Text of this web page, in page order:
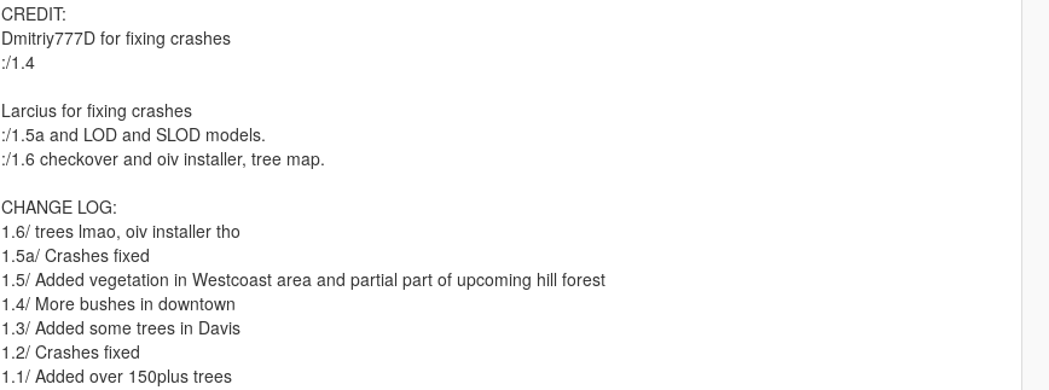
CREDIT:
Dmitriy777D for fixing crashes
:/1.4
Larcius for fixing crashes
:/1.5a and LOD and SLOD models.
:/1.6 checkover and oiv installer, tree map.
CHANGE LOG:
1.6/ trees lmao, oiv installer tho
1.5a/ Crashes fixed
1.5/ Added vegetation in Westcoast area and partial part of upcoming hill forest
1.4/ More bushes in downtown
1.3/ Added some trees in Davis
1.2/ Crashes fixed
1.1/ Added over 150plus trees